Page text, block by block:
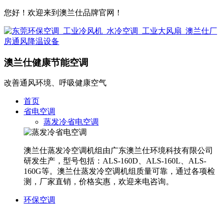
您好！欢迎来到澳兰仕品牌官网！
澳兰仕健康节能空调
改善通风环境、呼吸健康空气
首页
省电空调
蒸发冷省电空调
澳兰仕蒸发冷空调机组由广东澳兰仕环境科技有限公司
研发生产，型号包括：ALS-160D、ALS-160L、ALS-
160G等。澳兰仕蒸发冷空调机组质量可靠，通过各项检
测，厂家直销，价格实惠，欢迎来电咨询。
环保空调